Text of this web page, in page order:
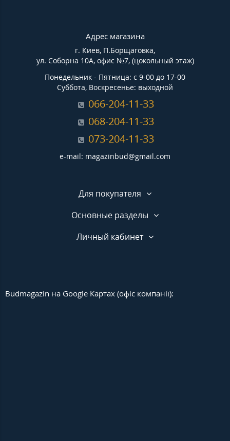
Адрес магазина
г. Киев, П.Борщаговка,
ул. Соборна 10А, офис №7, (цокольный этаж)
Понедельник - Пятница: с 9-00 до 17-00
Суббота, Воскресенье: выходной
066-204-11-33
068-204-11-33
073-204-11-33
e-mail: magazinbud@gmail.com
Для покупателя
Основные разделы
Личный кабинет
Budmagazin на Google Картах (офіс компанії):